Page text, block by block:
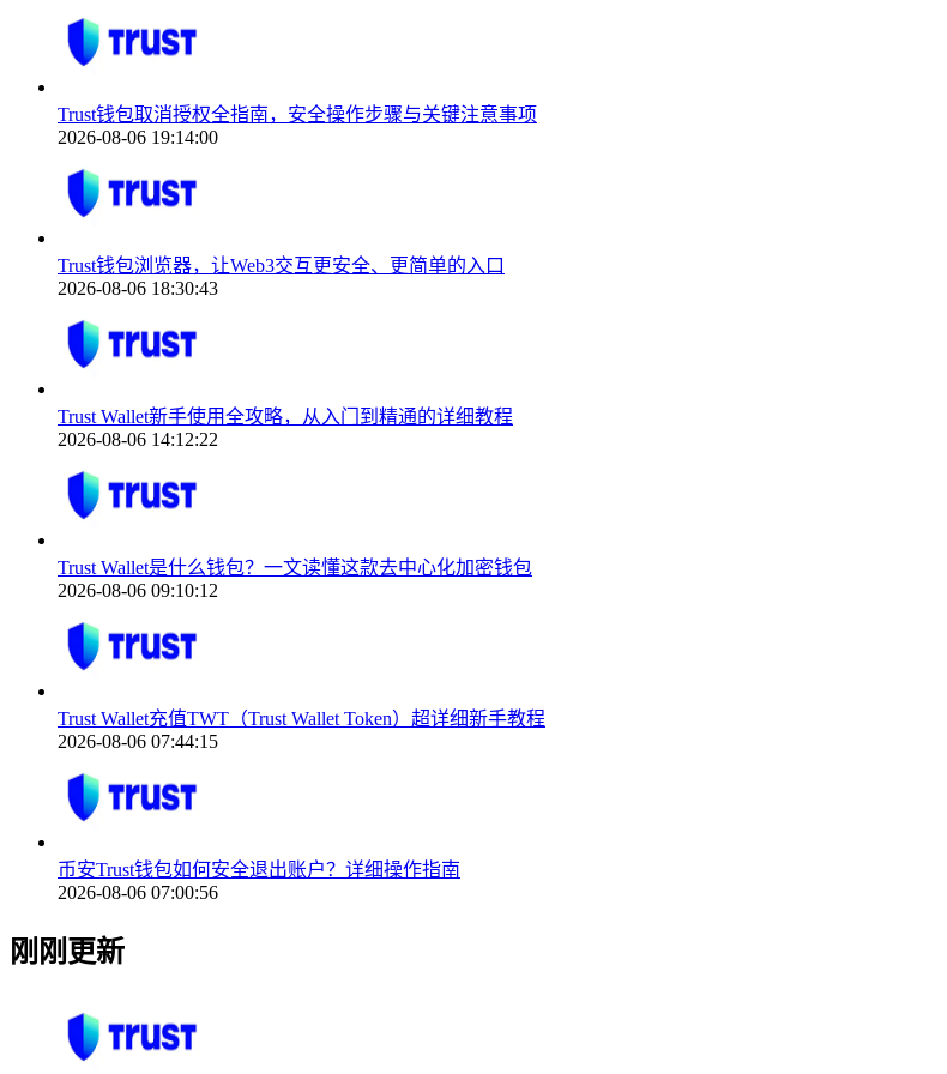
Trust钱包取消授权全指南，安全操作步骤与关键注意事项
2026-08-06 19:14:00
Trust钱包浏览器，让Web3交互更安全、更简单的入口
2026-08-06 18:30:43
Trust Wallet新手使用全攻略，从入门到精通的详细教程
2026-08-06 14:12:22
Trust Wallet是什么钱包？一文读懂这款去中心化加密钱包
2026-08-06 09:10:12
Trust Wallet充值TWT（Trust Wallet Token）超详细新手教程
2026-08-06 07:44:15
币安Trust钱包如何安全退出账户？详细操作指南
2026-08-06 07:00:56
刚刚更新